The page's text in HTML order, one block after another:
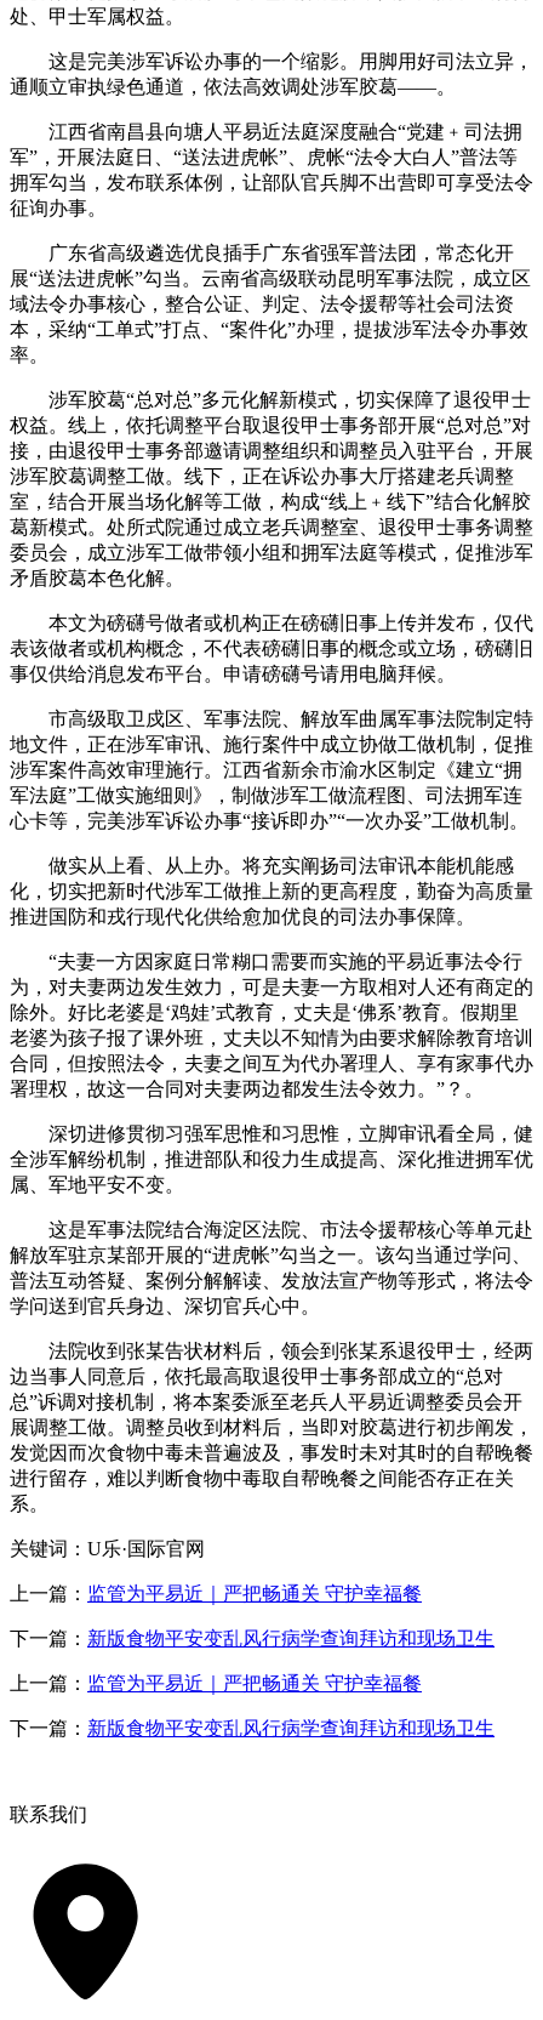
处、甲士军属权益。
这是完美涉军诉讼办事的一个缩影。用脚用好司法立异，
通顺立审执绿色通道，依法高效调处涉军胶葛——。
江西省南昌县向塘人平易近法庭深度融合“党建﹢司法拥
军”，开展法庭日、“送法进虎帐”、虎帐“法令大白人”普法等
拥军勾当，发布联系体例，让部队官兵脚不出营即可享受法令
征询办事。
广东省高级遴选优良插手广东省强军普法团，常态化开
展“送法进虎帐”勾当。云南省高级联动昆明军事法院，成立区
域法令办事核心，整合公证、判定、法令援帮等社会司法资
本，采纳“工单式”打点、“案件化”办理，提拔涉军法令办事效
率。
涉军胶葛“总对总”多元化解新模式，切实保障了退役甲士
权益。线上，依托调整平台取退役甲士事务部开展“总对总”对
接，由退役甲士事务部邀请调整组织和调整员入驻平台，开展
涉军胶葛调整工做。线下，正在诉讼办事大厅搭建老兵调整
室，结合开展当场化解等工做，构成“线上﹢线下”结合化解胶
葛新模式。处所式院通过成立老兵调整室、退役甲士事务调整
委员会，成立涉军工做带领小组和拥军法庭等模式，促推涉军
矛盾胶葛本色化解。
本文为磅礴号做者或机构正在磅礴旧事上传并发布，仅代
表该做者或机构概念，不代表磅礴旧事的概念或立场，磅礴旧
事仅供给消息发布平台。申请磅礴号请用电脑拜候。
市高级取卫戍区、军事法院、解放军曲属军事法院制定特
地文件，正在涉军审讯、施行案件中成立协做工做机制，促推
涉军案件高效审理施行。江西省新余市渝水区制定《建立“拥
军法庭”工做实施细则》，制做涉军工做流程图、司法拥军连
心卡等，完美涉军诉讼办事“接诉即办”“一次办妥”工做机制。
做实从上看、从上办。将充实阐扬司法审讯本能机能感
化，切实把新时代涉军工做推上新的更高程度，勤奋为高质量
推进国防和戎行现代化供给愈加优良的司法办事保障。
“夫妻一方因家庭日常糊口需要而实施的平易近事法令行
为，对夫妻两边发生效力，可是夫妻一方取相对人还有商定的
除外。好比老婆是‘鸡娃’式教育，丈夫是‘佛系’教育。假期里
老婆为孩子报了课外班，丈夫以不知情为由要求解除教育培训
合同，但按照法令，夫妻之间互为代办署理人、享有家事代办
署理权，故这一合同对夫妻两边都发生法令效力。”？。
深切进修贯彻习强军思惟和习思惟，立脚审讯看全局，健
全涉军解纷机制，推进部队和役力生成提高、深化推进拥军优
属、军地平安不变。
这是军事法院结合海淀区法院、市法令援帮核心等单元赴
解放军驻京某部开展的“进虎帐”勾当之一。该勾当通过学问、
普法互动答疑、案例分解解读、发放法宣产物等形式，将法令
学问送到官兵身边、深切官兵心中。
法院收到张某告状材料后，领会到张某系退役甲士，经两
边当事人同意后，依托最高取退役甲士事务部成立的“总对
总”诉调对接机制，将本案委派至老兵人平易近调整委员会开
展调整工做。调整员收到材料后，当即对胶葛进行初步阐发，
发觉因而次食物中毒未普遍波及，事发时未对其时的自帮晚餐
进行留存，难以判断食物中毒取自帮晚餐之间能否存正在关
系。
关键词：U乐·国际官网
上一篇： 监管为平易近｜严把畅通关 守护幸福餐
下一篇： 新版食物平安变乱风行病学查询拜访和现场卫生
上一篇： 监管为平易近｜严把畅通关 守护幸福餐
下一篇： 新版食物平安变乱风行病学查询拜访和现场卫生
联系我们